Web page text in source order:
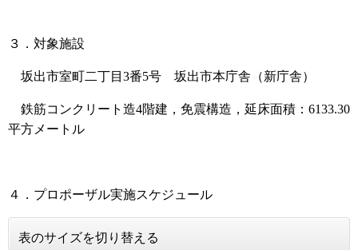
３．対象施設
坂出市室町二丁目3番5号 坂出市本庁舎（新庁舎）
鉄筋コンクリート造4階建，免震構造，延床面積：6133.30
平方メートル
４．プロポーザル実施スケジュール
表のサイズを切り替える